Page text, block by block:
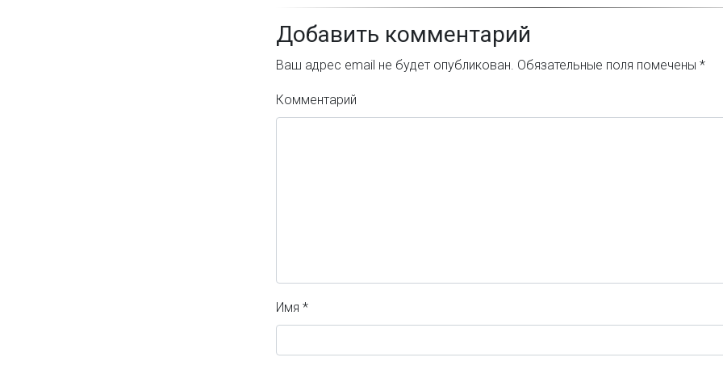
Добавить комментарий
Ваш адрес email не будет опубликован. Обязательные поля помечены *
Комментарий
Имя *